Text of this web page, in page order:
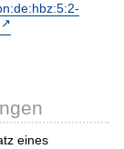
eines